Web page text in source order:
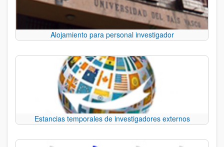
Alojamiento para personal investigador
Estancias temporales de investigadores externos